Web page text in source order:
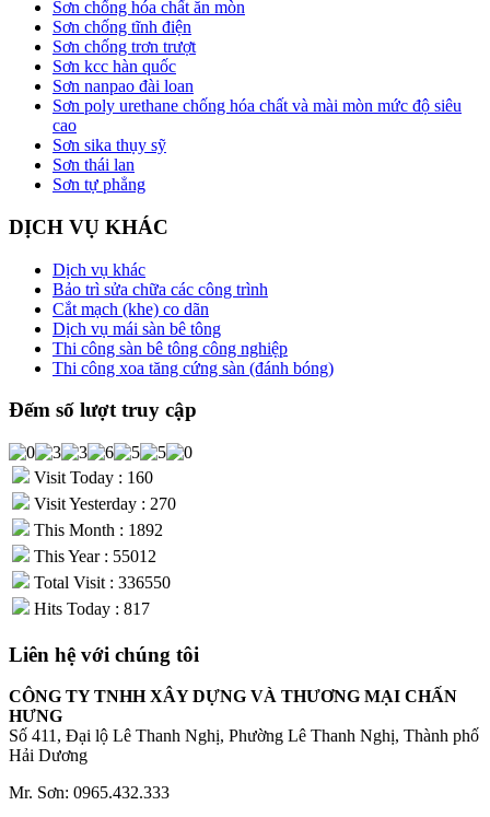
Sơn chống hóa chất ăn mòn
Sơn chống tĩnh điện
Sơn chống trơn trượt
Sơn kcc hàn quốc
Sơn nanpao đài loan
Sơn poly urethane chống hóa chất và mài mòn mức độ siêu
cao
Sơn sika thụy sỹ
Sơn thái lan
Sơn tự phẳng
DỊCH VỤ KHÁC
Dịch vụ khác
Bảo trì sửa chữa các công trình
Cắt mạch (khe) co dãn
Dịch vụ mái sàn bê tông
Thi công sàn bê tông công nghiệp
Thi công xoa tăng cứng sàn (đánh bóng)
Đếm số lượt truy cập
Visit Today : 160
Visit Yesterday : 270
This Month : 1892
This Year : 55012
Total Visit : 336550
Hits Today : 817
Liên hệ với chúng tôi
CÔNG TY TNHH XÂY DỰNG VÀ THƯƠNG MẠI CHẤN
HƯNG
Số 411, Đại lộ Lê Thanh Nghị, Phường Lê Thanh Nghị, Thành phố
Hải Dương
Mr. Sơn: 0965.432.333